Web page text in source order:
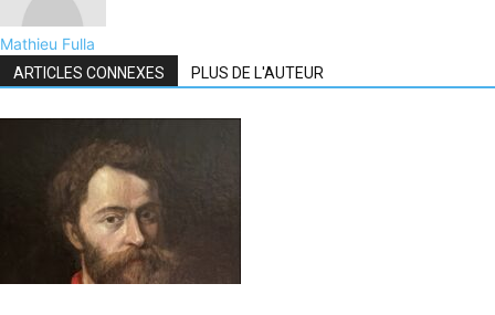
Mathieu Fulla
ARTICLES CONNEXES PLUS DE L'AUTEUR